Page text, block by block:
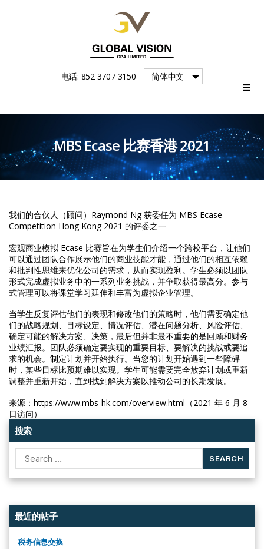
Global
Vision
电话: 852 3707 3150 简体中文
MBS Ecase 比赛香港 2021
我们的合伙人（顾问）Raymond Ng 获委任为 MBS Ecase
Competition Hong Kong 2021 的评委之一
宏观商业模拟 Ecase 比赛旨在为学生们介绍一个跨校平台，让他们
可以通过团队合作展示他们的商业技能才能，通过他们的相互依赖
和批判性思维来优化公司的需求，从而实现盈利。学生必须以团队
形式完成虚拟业务中的一系列业务挑战，并争取获得最高分。参与
式管理可以将课堂学习延伸和丰富为虚拟企业管理。
当学生反复评估他们的表现和修改他们的策略时，他们需要确定他
们的战略规划、目标设定、情况评估、潜在问题分析、风险评估、
确定可能的解决方案、决策，最后但并非最不重要的是回顾和财务
业绩汇报。团队必须确定要实现的重要目标、要解决的挑战或要追
求的机会。制定计划并开始执行。当您的计划开始遇到一些障碍
时，某些目标比预期难以实现。学生可能需要完全放弃计划或重新
调整并重新开始，直到找到解决方案以推动公司的长期发展。
来源：https://www.mbs-hk.com/overview.html（2021 年 6 月 8
日访问）
搜索
Search
for:
最近的帖子
税务信息交换